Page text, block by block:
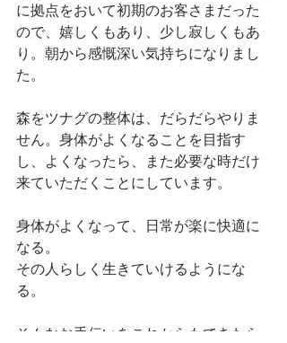
に拠点をおいて初期のお客さまだった
ので、嬉しくもあり、少し寂しくもあ
り。朝から感慨深い気持ちになりまし
た。
森をツナグの整体は、だらだらやりま
せん。身体がよくなることを目指す
し、よくなったら、また必要な時だけ
来ていただくことにしています。
身体がよくなって、日常が楽に快適に
なる。
その人らしく生きていけるようにな
る。
そんなお手伝いをこれからもできたら